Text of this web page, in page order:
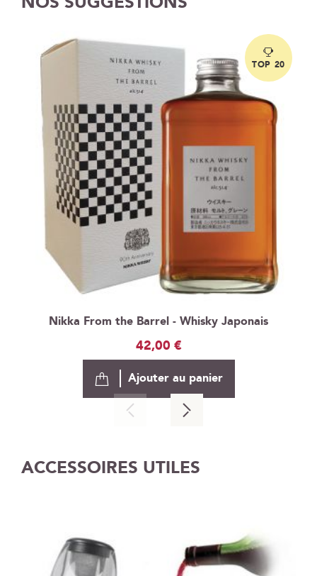
Nikka From the Barrel - Whisky Japonais
42,00 €
TOP 20
Ajouter au panier
ACCESSOIRES UTILES